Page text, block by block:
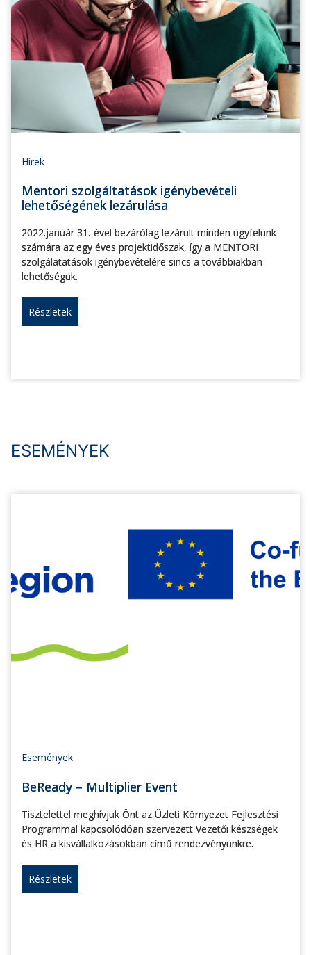
Hírek
Mentori szolgáltatások igénybevételi
lehetőségének lezárulása
2022.január 31.-ével bezárólag lezárult minden ügyfelünk
számára az egy éves projektidőszak, így a MENTORI
szolgálatatások igénybevételére sincs a továbbiakban
lehetőségük.
Részletek
ESEMÉNYEK
Események
BeReady – Multiplier Event
Tisztelettel meghívjuk Önt az Üzleti Környezet Fejlesztési
Programmal kapcsolódóan szervezett Vezetői készségek
és HR a kisvállalkozásokban című rendezvényünkre.
Részletek